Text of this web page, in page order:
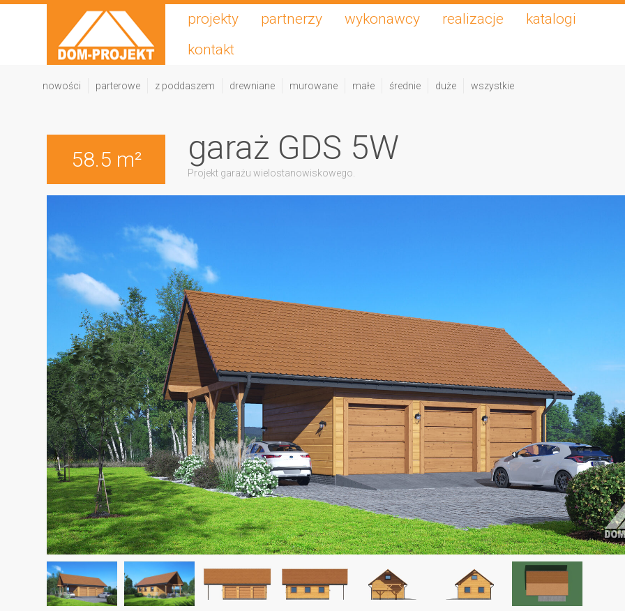
projekty partnerzy wykonawcy realizacje
katalogi
kontakt
nowości parterowe z poddaszem drewniane murowane małe średnie duże wszystkie
58.5 m² garaż GDS 5W
Projekt garażu wielostanowiskowego.